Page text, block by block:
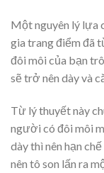
Một nguyên lý lựa
gia trang điểm đã
đôi môi của bạn
sẽ trở nên dày và
Từ lý thuyết này
người có đôi môi
dày thì nên hạn
nên tô son lấn ra